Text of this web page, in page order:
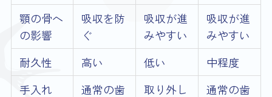
顎の骨へ
の影響
吸収を防
ぐ
吸収が進
みやすい
吸収が進
みやすい
耐久性
高い 低い
中程度
手入れ
通常の歯 取り外し 通常の歯